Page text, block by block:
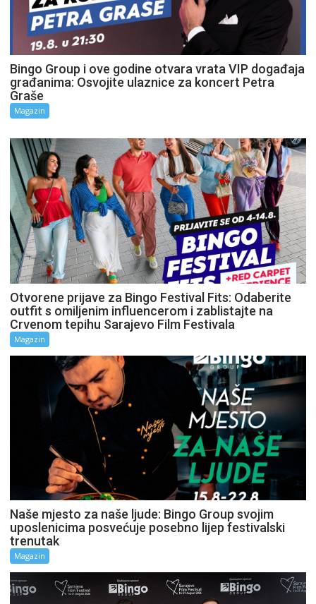
Bingo Group i ove godine otvara vrata VIP događaja
građanima: Osvojite ulaznice za koncert Petra
Graše
Magazin
Otvorene prijave za Bingo Festival Fits: Odaberite
outfit s omiljenim influencerom i zablistajte na
Crvenom tepihu Sarajevo Film Festivala
Magazin
Naše mjesto za naše ljude: Bingo Group svojim
uposlenicima posvećuje posebno lijep festivalski
trenutak
Magazin